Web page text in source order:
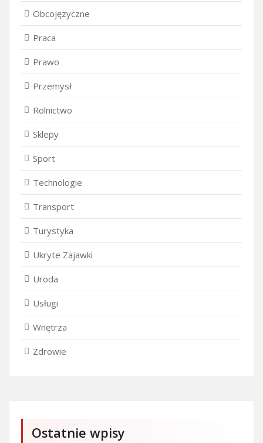
Obcojęzyczne
Praca
Prawo
Przemysł
Rolnictwo
Sklepy
Sport
Technologie
Transport
Turystyka
Ukryte Zajawki
Uroda
Usługi
Wnętrza
Zdrowie
Ostatnie wpisy